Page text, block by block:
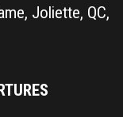
Joliette, QC,